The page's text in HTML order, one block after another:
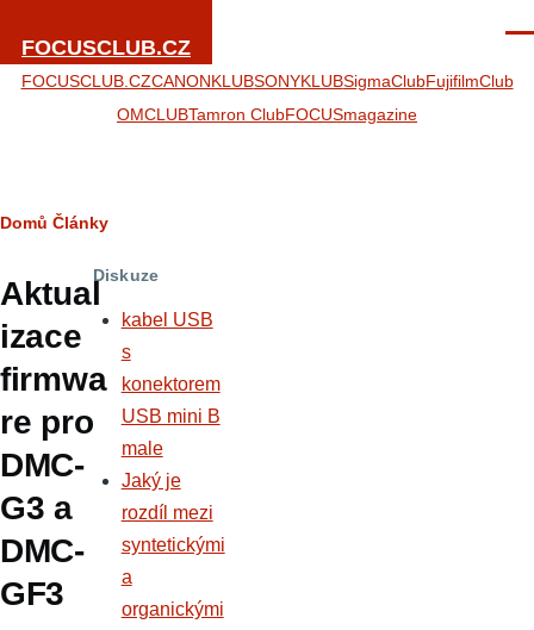
FOCUSCLUB.CZ
FOCUSCLUB.CZCANONKLUBSONYKLUBSigmaClubFujifilmClub
OMCLUBTamron ClubFOCUSmagazine
Drobečková
navigace
Domů Články
Aktual
izace
firmwa
re pro
DMC-
G3 a
DMC-
GF3
Diskuze
kabel USB
s
konektorem
USB mini B
male
Jaký je
rozdíl mezi
syntetickými
a
organickými